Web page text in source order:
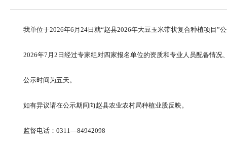
我单位于2026年6月24日就“赵县2026年大豆玉米带状复合种植项目
2026年7月2日经过专家组对四家报名单位的资质和专业人员配备情
公示时间为五天。
如有异议请在公示期间向赵县农业农村局种植业股反映。
监督电话：0311—84942098